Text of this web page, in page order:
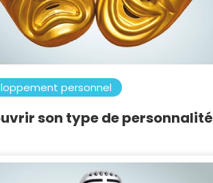
personnel
son type de personnalité